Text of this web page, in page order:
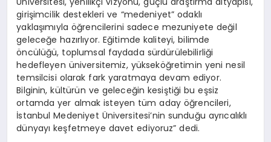
girişimcilik destekleri ve “medeniyet” odaklı
yaklaşımıyla öğrencilerini sadece mezuniyete değil
geleceğe hazırlıyor. Eğitimde kaliteyi, bilimde
öncülüğü, toplumsal faydada sürdürülebilirliği
hedefleyen üniversitemiz, yükseköğretimin yeni nesil
temsilcisi olarak fark yaratmaya devam ediyor.
Bilginin, kültürün ve geleceğin kesiştiği bu eşsiz
ortamda yer almak isteyen tüm aday öğrencileri,
İstanbul Medeniyet Üniversitesi’nin sunduğu ayrıcalıklı
dünyayı keşfetmeye davet ediyoruz” dedi.